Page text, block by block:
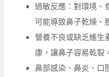
過敏反應：對環境、
可能導致鼻子乾燥、
營養不良或缺乏維生
康，讓鼻子容易乾裂
鼻部感染、鼻炎、口